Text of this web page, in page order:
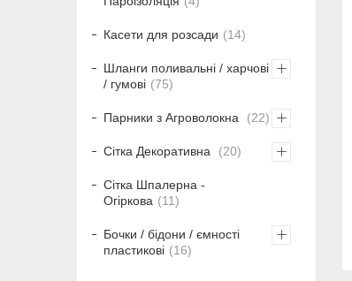
Касети для розсади 14
Шланги поливальні / харчові
/ гумові
75
Парники з Агроволокна 22
Сітка Декоративна 20
Сітка Шпалерна -
Огіркова
11
Бочки / бідони / ємності
пластикові
16